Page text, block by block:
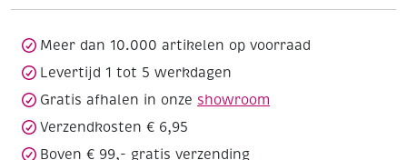
aantal
Meer dan 10.000 artikelen op voorraad
Levertijd 1 tot 5 werkdagen
Gratis afhalen in onze showroom
Verzendkosten € 6,95
Boven € 99,- gratis verzending